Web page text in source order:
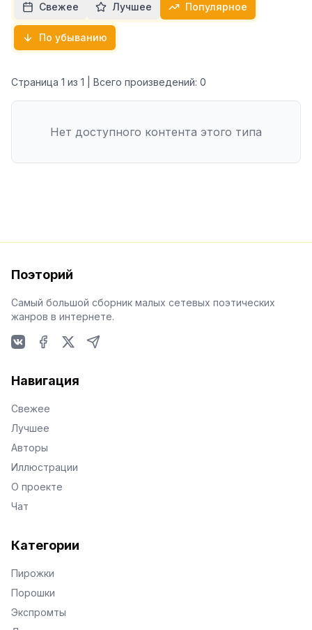
Свежее Лучшее Популярное
По убыванию
Страница 1 из 1 | Всего произведений: 0
Нет доступного контента этого типа
Поэторий
Самый большой сборник малых сетевых поэтических
жанров в интернете.
Навигация
Свежее
Лучшее
Авторы
Иллюстрации
О проекте
Чат
Категории
Пирожки
Порошки
Экспромты